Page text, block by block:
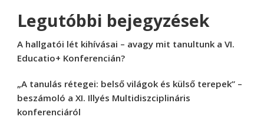
Legutóbbi bejegyzések
A hallgatói lét kihívásai – avagy mit tanultunk a VI.
Educatio+ Konferencián?
„A tanulás rétegei: belső világok és külső terepek” –
beszámoló a XI. Illyés Multidiszciplináris
konferenciáról